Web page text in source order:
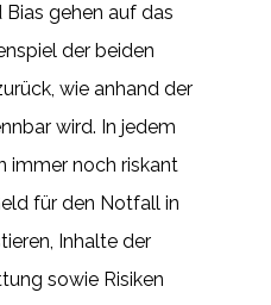
Bias gehen auf das
der beiden
wie anhand der
wird. In jedem
immer noch riskant
für den Notfall in
Inhalte der
sowie Risiken